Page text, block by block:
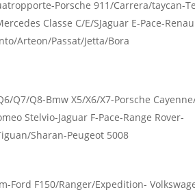
Porsche 911/Carrera/taycan-
Classe C/E/SJaguar E-Pace-
Arteon/Passat/Jetta/Bora
Q7/Q8-Bmw X5/X6/X7-Porsche
Stelvio-Jaguar F-Pace-Range Rover-
Sharan-Peugeot 5008
Ford F150/Ranger/Expedition-